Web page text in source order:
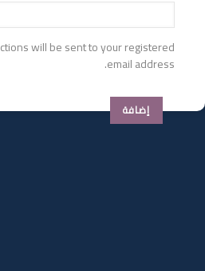
will be sent to your registered
email address.